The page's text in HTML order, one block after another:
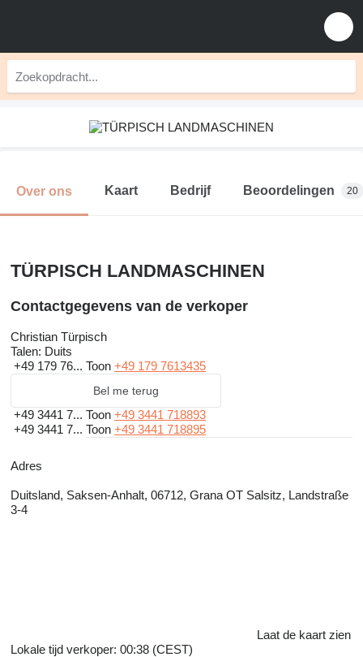
Over ons Kaart Bedrijf Beoordelingen 20
TÜRPISCH LANDMASCHINEN
Contactgegevens van de verkoper
Christian Türpisch
Talen: Duits
+49 179 76... Toon +49 179 7613435
Bel me terug
+49 3441 7... Toon +49 3441 718893
+49 3441 7... Toon +49 3441 718895
Adres
Duitsland, Saksen-Anhalt, 06712, Grana OT Salsitz, Landstraße
3-4
Laat de kaart zien
Lokale tijd verkoper: 00:38 (CEST)